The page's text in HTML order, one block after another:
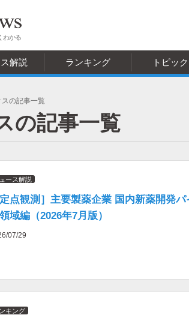
わかる
解説 ランキング トピッ
スの記事一覧
の記事一覧
ース解説
定点観測］主要製薬企業 国内新薬開発
域編（2026年7月版）
07/29
キング